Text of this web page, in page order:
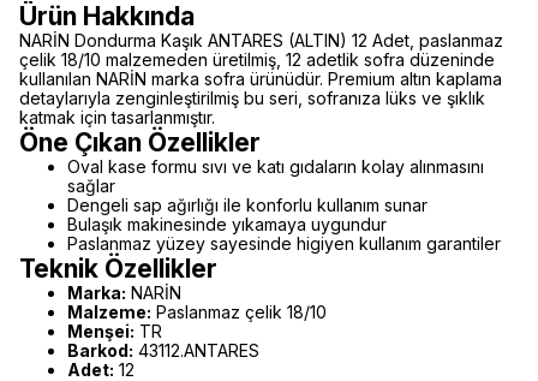
Ürün Hakkında
NARİN Dondurma Kaşık ANTARES (ALTIN) 12 Adet, paslanmaz
çelik 18/10 malzemeden üretilmiş, 12 adetlik sofra düzeninde
kullanılan NARİN marka sofra ürünüdür. Premium altın kaplama
detaylarıyla zenginleştirilmiş bu seri, sofranıza lüks ve şıklık
katmak için tasarlanmıştır.
Öne Çıkan Özellikler
Oval kase formu sıvı ve katı gıdaların kolay alınmasını
sağlar
Dengeli sap ağırlığı ile konforlu kullanım sunar
Bulaşık makinesinde yıkamaya uygundur
Paslanmaz yüzey sayesinde higiyen kullanım garantiler
Teknik Özellikler
Marka: NARİN
Malzeme: Paslanmaz çelik 18/10
Menşei: TR
Barkod: 43112.ANTARES
Adet: 12